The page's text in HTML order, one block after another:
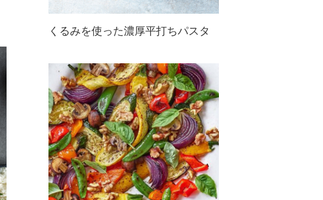
カリフォルニアくるみの香ばしさと
食感が、ハーブと熱々のパスタによ
く絡む、シンプルで奥深いイタリア
ンパスタ(パッパルデッレ)
シアトル「Union Restaurant」のシ
ェフ／オーナー...
くるみを使った濃厚平打ちパスタ